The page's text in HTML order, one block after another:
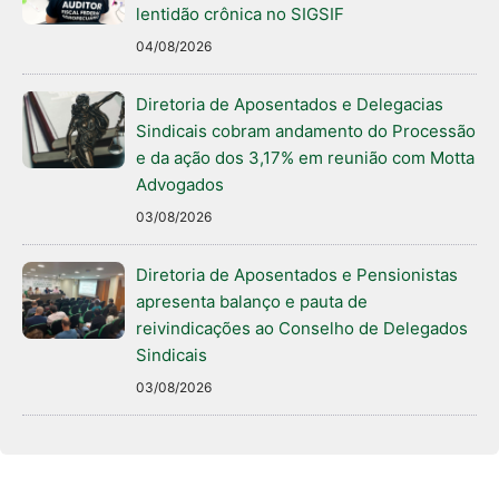
lentidão crônica no SIGSIF
04/08/2026
Diretoria de Aposentados e Delegacias
Sindicais cobram andamento do Processão
e da ação dos 3,17% em reunião com Motta
Advogados
03/08/2026
Diretoria de Aposentados e Pensionistas
apresenta balanço e pauta de
reivindicações ao Conselho de Delegados
Sindicais
03/08/2026